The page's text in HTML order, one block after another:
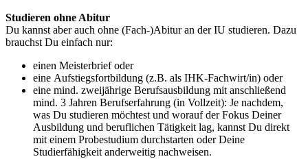
Studieren ohne Abitur
Du kannst aber auch ohne (Fach-)Abitur an der IU studieren. Dazu
brauchst Du einfach nur:
einen Meisterbrief oder
eine Aufstiegsfortbildung (z.B. als IHK-Fachwirt/in) oder
eine mind. zweijährige Berufsausbildung mit anschließend
mind. 3 Jahren Berufserfahrung (in Vollzeit): Je nachdem,
was Du studieren möchtest und worauf der Fokus Deiner
Ausbildung und beruflichen Tätigkeit lag, kannst Du direkt
mit einem Probestudium durchstarten oder Deine
Studierfähigkeit anderweitig nachweisen.